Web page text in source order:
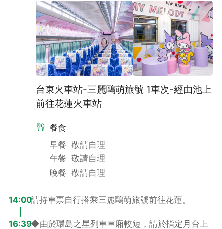
取消費。
出發日(不含)，前1至3天內，通知辦理取消，收取總費用之70%取
出發當天通知辦理取消收取總費用之100%取消費，無法更換日
台東火車站-三麗鷗萌旅號 1車次-經由池上
前往花蓮火車站
餐食
早餐 敬請自理
午餐 敬請自理
晚餐 敬請自理
14:00
16:39
請持車票自行搭乘三麗鷗萌旅號前往花蓮。
◆由於環島之星列車車廂較短，請於指定月台上